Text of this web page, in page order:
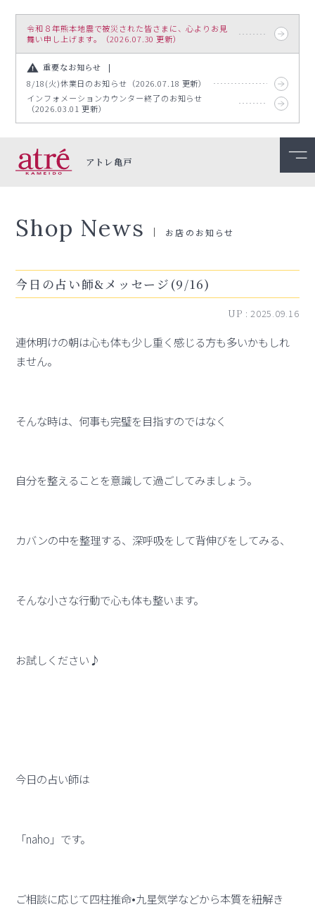
令和８年熊本地震で被災された皆さまに、心よりお見
舞い申し上げます。（2026.07.30 更新）
重要なお知らせ
8/18(火)休業日のお知らせ（2026.07.18 更新）
インフォメーションカウンター終了のお知らせ
（2026.03.01 更新）
アトレ亀戸
Shop News お店のお知らせ
今日の占い師&メッセージ(9/16)
UP :2025.09.16
連休明けの朝は心も体も少し重く感じる方も多いかもしれ
ません。
そんな時は、何事も完璧を目指すのではなく
自分を整えることを意識して過ごしてみましょう。
カバンの中を整理する、深呼吸をして背伸びをしてみる、
そんな小さな行動で心も体も整います。
お試しください♪
今日の占い師は
「naho」です。
ご相談に応じて四柱推命•九星気学などから本質を紐解き